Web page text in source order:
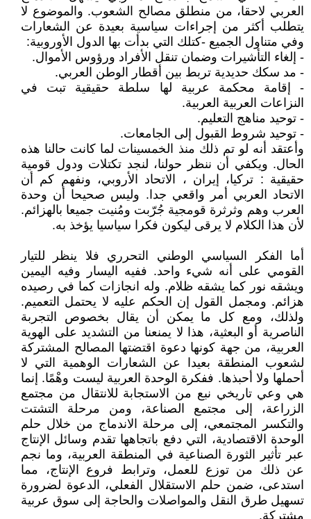
العربي لاحقا، من منطلق مصالح الشعوب. والموضوع لا
يتطلب أكثر من إجراءات سياسية بعيدة عن الشعارات
وفي متناول الجميع -كتلك التي بدأت بها الدول الأوروبية:
- إلغاء التأشيرات وضمان تنقل الأفراد ورؤوس الأموال.
- مد سكك حديدية تربط بين أقطار الوطن العربي.
- إقامة محكمة عربية لها سلطة حقيقية تبت في
النزاعات العربية العربية.
- توحيد مناهج التعليم.
- توحيد شروط القبول إلى الجامعات.
وأعتقد أنه لو تم ذلك منذ الخمسينات لما كانت حالنا هذه
الحال. ويكفي أن ننظر حولنا، لنجد تكتلات ودول قومية
حقيقية : تركيا، إيران ، الاتحاد الأروبي، ونفهم كم أن
الاتحاد العربي أمر واقعي جدا. وليس صحيحا أن وحدة
العرب وهم وثرثرة قومجية جُرّبت ومُنيت جميعا بالهزائم.
لأن هذا الكلام لا يرقى ليكون فكرا سياسيا يؤخذ به.
أما الفكر السياسي الوطني التحرري فلا ينظر للتيار
القومي على أنه شيء واحد. ففيه اليسار وفيه اليمين
ويشقه نور كما يشقه ظلام. وله انجازات كما في رصيده
هزائم. ومجمل القول إن الحكم عليه لا يحتمل التعميم.
ولذلك، ومع كل ما يمكن أن يقال بخصوص التجربة
الناصرية أو البعثية، هذا لا يمنعنا من التشديد على الهوية
العربية، من جهة كونها دعوة اقتضتها المصالح المشتركة
لشعوب المنطقة بعيدا عن الشعارات الوهمية التي لا
أحملها ولا أحبذها. ففكرة الوحدة العربية ليست وهْمًا. إنما
هي وعي تاريخي نبع من الاستجابة للانتقال من مجتمع
الزراعة، إلى مجتمع الصناعة، ومن مرحلة التشتت
والتكسر المجتمعي، إلى مرحلة الاندماج من خلال حلم
الوحدة الاقتصادية، التي دفع باتجاهها تقدم وسائل الإنتاج
عبر تأثير الثورة الصناعية في المنطقة العربية، وما نجم
عن ذلك من توزع للعمل، وترابط فروع الإنتاج، مما
استدعى، ضمن حلم الاستقلال الفعلي، الدعوة لضرورة
تسهيل طرق النقل والمواصلات والحاجة إلى سوق عربية
مشتركة.